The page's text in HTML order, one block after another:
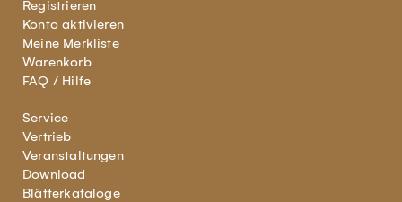
Registrieren
Konto aktivieren
Meine Merkliste
Warenkorb
FAQ / Hilfe
Service
Vertrieb
Veranstaltungen
Download
Blätterkataloge